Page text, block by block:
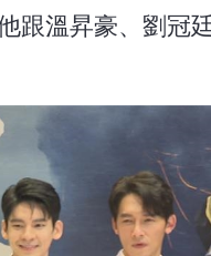
跟溫昇豪、劉冠